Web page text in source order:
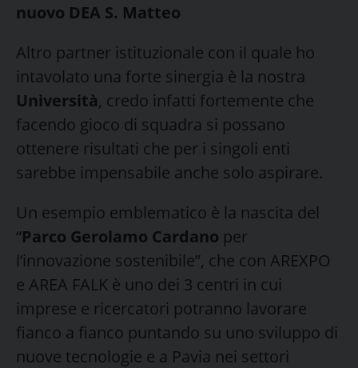
nuovo DEA S. Matteo
Altro partner istituzionale con il quale ho
intavolato una forte sinergia è la nostra
Università, credo infatti fortemente che
facendo gioco di squadra si possano
ottenere risultati che per i singoli enti
sarebbe impensabile anche solo aspirare.
Un esempio emblematico è la nascita del
“Parco Gerolamo Cardano per
l’innovazione sostenibile”, che con AREXPO
e AREA FALK è uno dei 3 centri in cui
imprese e ricercatori potranno lavorare
fianco a fianco puntando su uno sviluppo di
nuove tecnologie e a Pavia nei settori